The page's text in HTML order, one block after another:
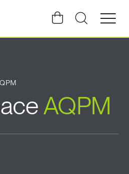
Ouvrir
la
du
AQPM